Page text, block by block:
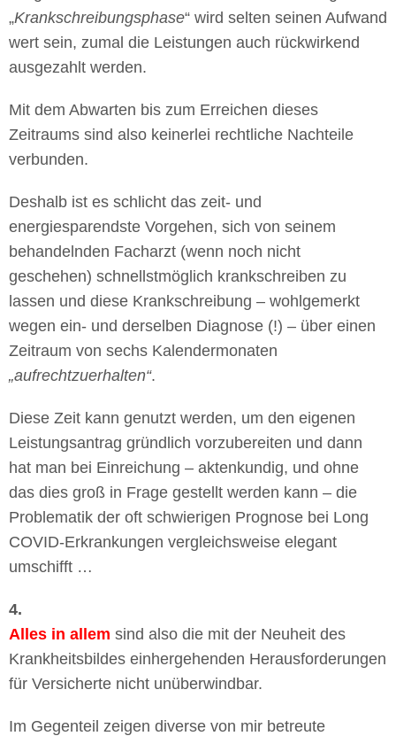
„Krankschreibungsphase“ wird selten seinen Aufwand
wert sein, zumal die Leistungen auch rückwirkend
ausgezahlt werden.
Mit dem Abwarten bis zum Erreichen dieses
Zeitraums sind also keinerlei rechtliche Nachteile
verbunden.
Deshalb ist es schlicht das zeit- und
energiesparendste Vorgehen, sich von seinem
behandelnden Facharzt (wenn noch nicht
geschehen) schnellstmöglich krankschreiben zu
lassen und diese Krankschreibung – wohlgemerkt
wegen ein- und derselben Diagnose (!) – über einen
Zeitraum von sechs Kalendermonaten
„aufrechtzuerhalten“.
Diese Zeit kann genutzt werden, um den eigenen
Leistungsantrag gründlich vorzubereiten und dann
hat man bei Einreichung – aktenkundig, und ohne
das dies groß in Frage gestellt werden kann – die
Problematik der oft schwierigen Prognose bei Long
COVID-Erkrankungen vergleichsweise elegant
umschifft …
4.
Alles in allem sind also die mit der Neuheit des
Krankheitsbildes einhergehenden Herausforderungen
für Versicherte nicht unüberwindbar.
Im Gegenteil zeigen diverse von mir betreute